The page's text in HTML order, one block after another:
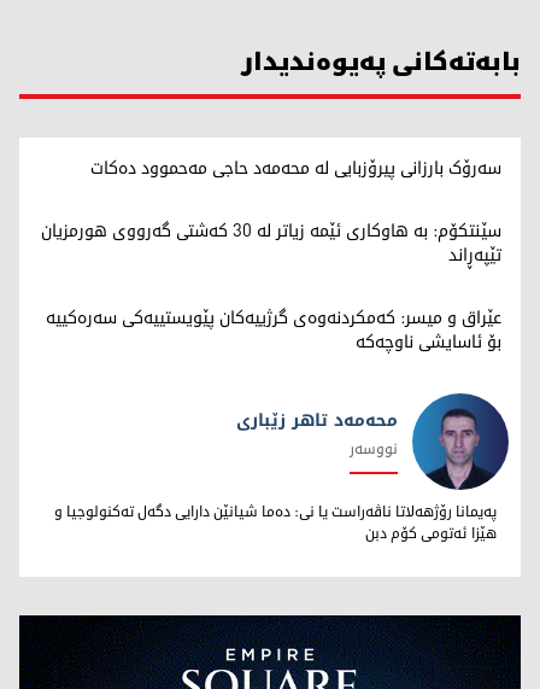
بابەتەکانی پەیوەندیدار
سەرۆک بارزانی پیرۆزبایی لە محەمەد حاجی مەحموود دەکات
سێنتکۆم: بە هاوکاری ئێمە زیاتر لە 30 کەشتی گەرووی هورمزیان
تێپەڕاند
عێراق و میسر: کەمکردنەوەی گرژییەکان پێویستییەکی سەرەکییە
بۆ ئاسایشی ناوچەکە
محەمەد تاهر زێبارى
محەمەد تاهر زێبارى
نووسەر
پەیمانا رۆژهەلاتا ناڤەراست یا نى: دەما شیانێن دارایى دگەل تەکنولوجیا و
هێزا ئەتومى کۆم دبن